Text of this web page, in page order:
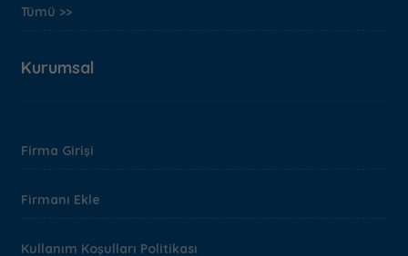
Tümü >>
Kurumsal
Firma Girişi
Firmanı Ekle
Kullanım Koşulları Politikası